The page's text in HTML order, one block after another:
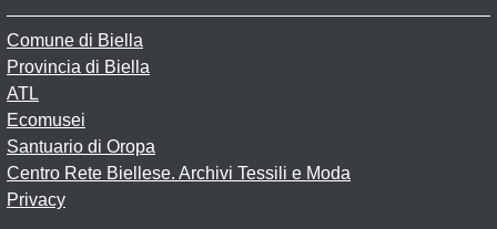
Comune di Biella
Provincia di Biella
ATL
Ecomusei
Santuario di Oropa
Centro Rete Biellese. Archivi Tessili e Moda
Privacy